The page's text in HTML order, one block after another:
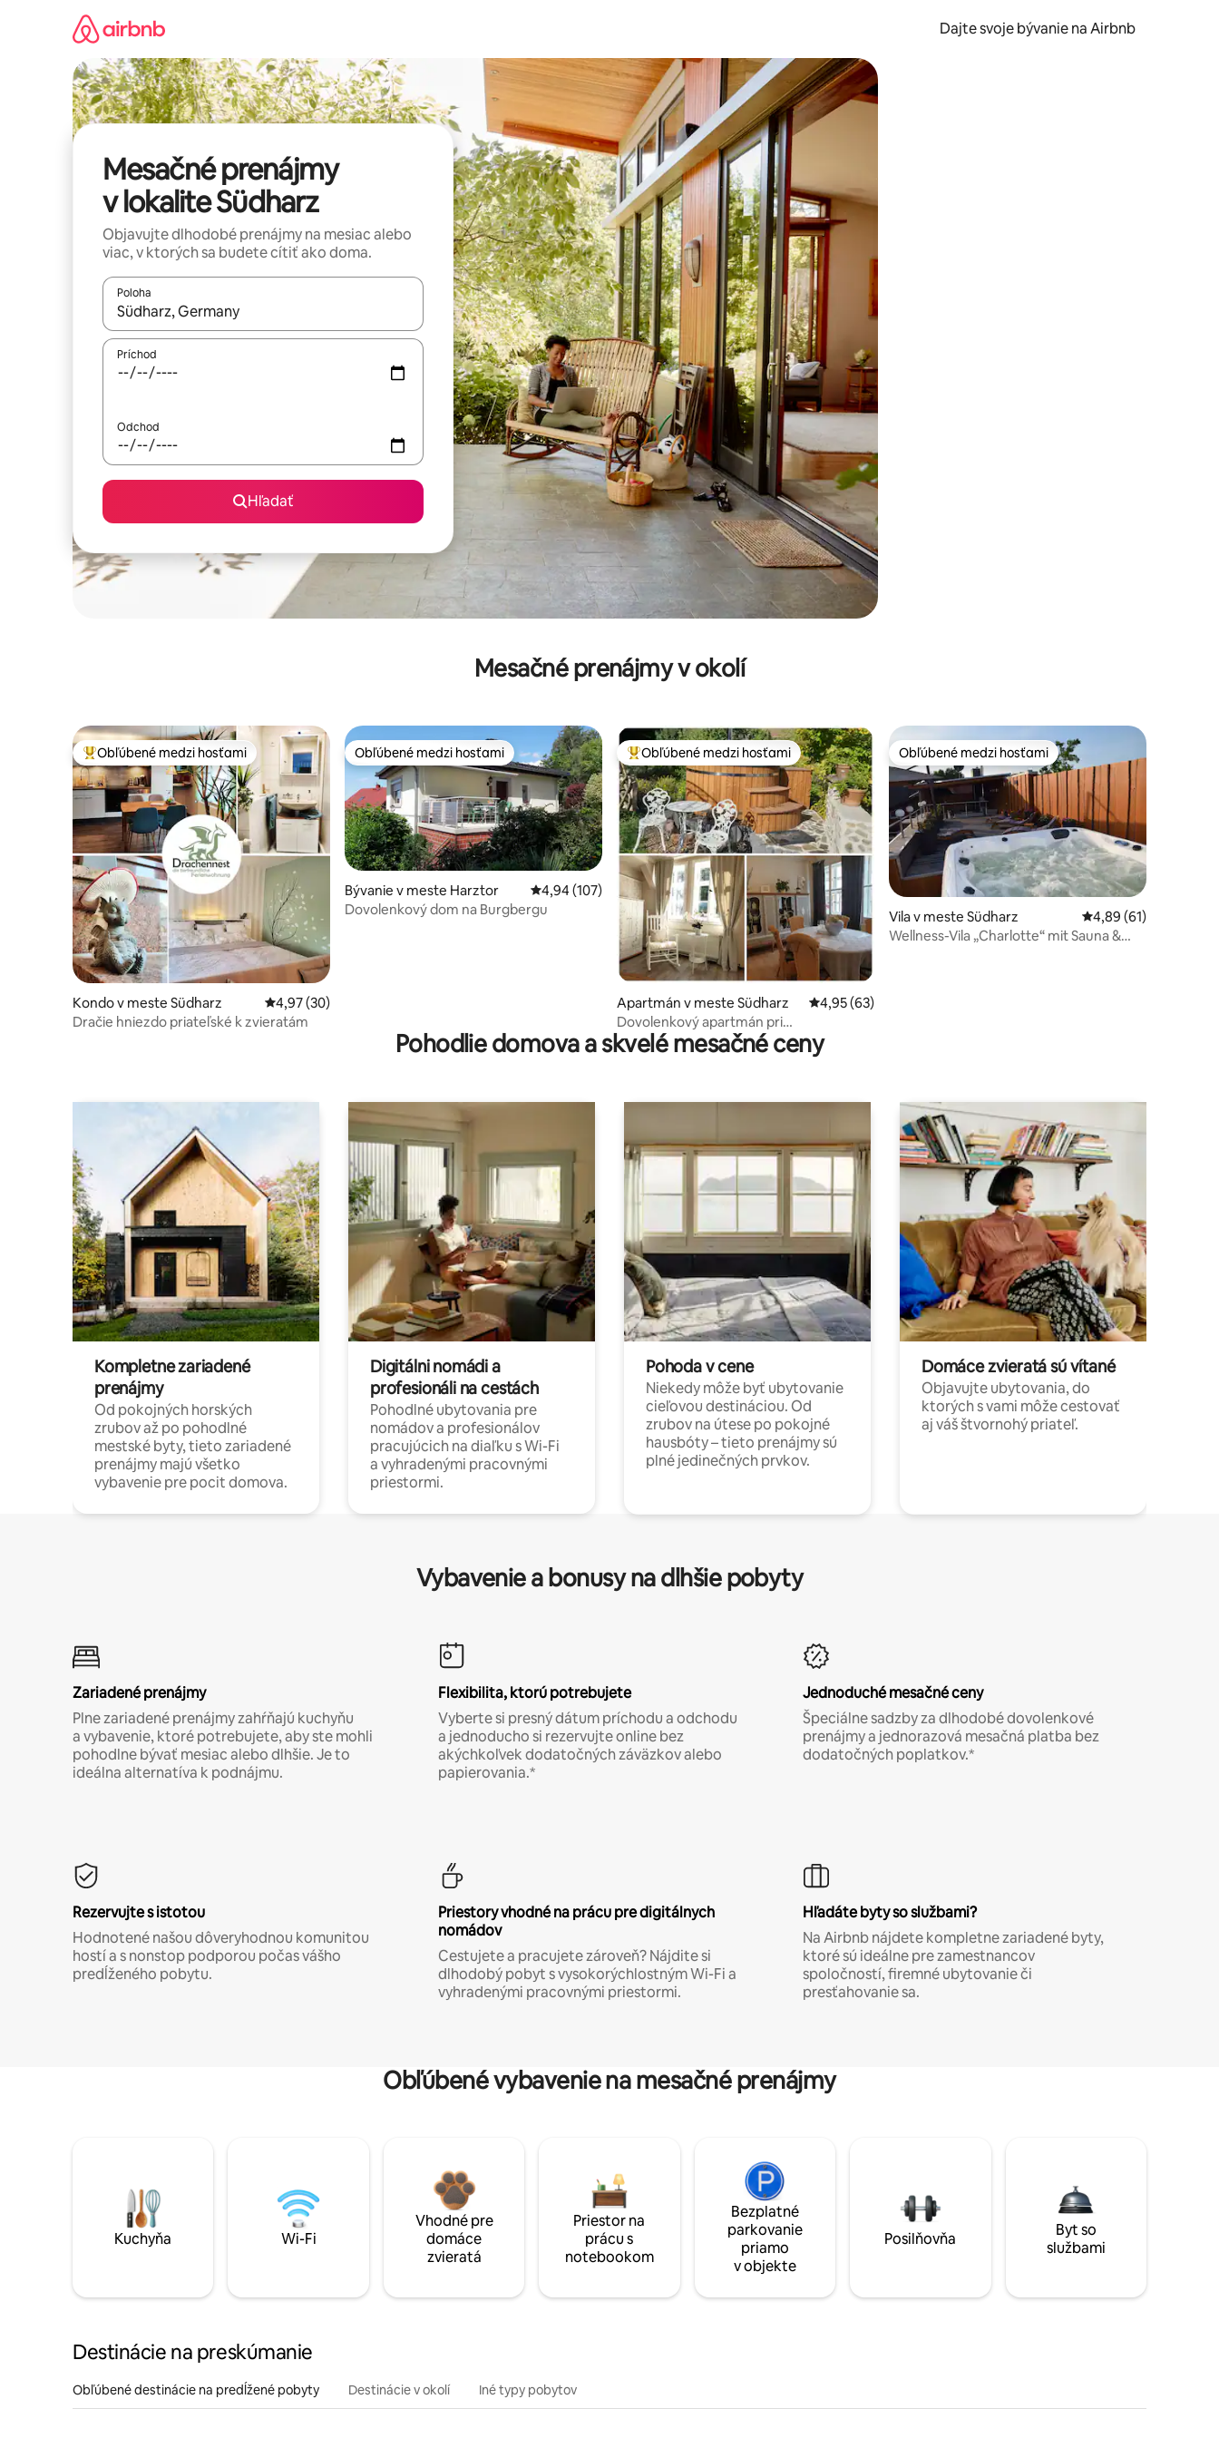
Dajte svoje bývanie na Airbnb
Mesačné prenájmy
v lokalite Südharz
Objavujte dlhodobé prenájmy na mesiac alebo
viac, v ktorých sa budete cítiť ako doma.
Poloha
Keď budú výsledky k dispozícii, môžete si ich prechádzať pomocou klávesov so šípkami nahor a nadol alebo ich preskúmať pomocou dotykových gest či potiahnutia prstom.
Príchod
Odchod
Hľadať
Mesačné prenájmy v okolí
Najobľúbenejšie medzi hosťami
Obľúbené medzi hosťami
Kondo v meste Südharz Priemerné ohodnotenie 4,97 z 5, počet hodnotení: 30
4,97 (30)
Dračie hniezdo priateľské k zvieratám
Obľúbené medzi hosťami
Obľúbené medzi hosťami
Bývanie v meste Harztor Priemerné ohodnotenie 4,94 z 5, počet hodnotení: 107
4,94 (107)
Dovolenkový dom na Burgbergu
Najobľúbenejšie medzi hosťami
Obľúbené medzi hosťami
Apartmán v meste Südharz Priemerné ohodnotenie 4,95 z 5, počet hodnotení: 63
4,95 (63)
Dovolenkový apartmán pri
Klingelbrunnen
Obľúbené medzi hosťami
Obľúbené medzi hosťami
Vila v meste Südharz Priemerné
4,89 (61)
Wellness-Vila „Charlotte“ mit Sauna &
Pohodlie domova a skvelé mesačné ceny
Kompletne zariadené
prenájmy
Od pokojných horských
zrubov až po pohodlné
mestské byty, tieto zariadené
prenájmy majú všetko
vybavenie pre pocit domova.
Digitálni nomádi a
profesionáli na cestách
Pohodlné ubytovania pre
nomádov a profesionálov
pracujúcich na diaľku s Wi-Fi
a vyhradenými pracovnými
priestormi.
Pohoda v cene
Niekedy môže byť ubytovanie
cieľovou destináciou. Od
zrubov na útese po pokojné
hausbóty – tieto prenájmy sú
plné jedinečných prvkov.
Domáce zvieratá sú vítané
Objavujte ubytovania, do
ktorých s vami môže cestovať
aj váš štvornohý priateľ.
Vybavenie a bonusy na dlhšie pobyty
Zariadené prenájmy
Plne zariadené prenájmy zahŕňajú kuchyňu
a vybavenie, ktoré potrebujete, aby ste mohli
pohodlne bývať mesiac alebo dlhšie. Je to
ideálna alternatíva k podnájmu.
Flexibilita, ktorú potrebujete
Vyberte si presný dátum príchodu a odchodu
a jednoducho si rezervujte online bez
akýchkoľvek dodatočných záväzkov alebo
papierovania.*
Jednoduché mesačné ceny
Špeciálne sadzby za dlhodobé dovolenkové
prenájmy a jednorazová mesačná platba bez
dodatočných poplatkov.*
Rezervujte s istotou
Hodnotené našou dôveryhodnou komunitou
hostí a s nonstop podporou počas vášho
predĺženého pobytu.
Priestory vhodné na prácu pre digitálnych
nomádov
Cestujete a pracujete zároveň? Nájdite si
dlhodobý pobyt s vysokorýchlostným Wi-Fi a
vyhradenými pracovnými priestormi.
Hľadáte byty so službami?
Na Airbnb nájdete kompletne zariadené byty,
ktoré sú ideálne pre zamestnancov
spoločností, firemné ubytovanie či
presťahovanie sa.
Obľúbené vybavenie na mesačné prenájmy
Kuchyňa Wi-Fi
Vhodné pre
domáce
zvieratá
Priestor na
prácu s
notebookom
Bezplatné
parkovanie
priamo
v objekte
Posilňovňa
Byt so
službami
Destinácie na preskúmanie
Obľúbené destinácie na predĺžené pobyty Destinácie v okolí Iné typy pobytov